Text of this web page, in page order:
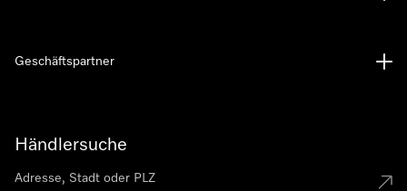
Händlersuche
Geschäftspartner